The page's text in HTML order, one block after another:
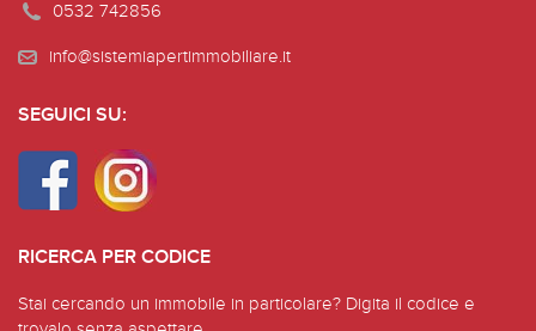
0532 742856
info@sistemiapertimmobiliare.it
SEGUICI SU:
RICERCA PER CODICE
Stai cercando un immobile in particolare? Digita il codice e